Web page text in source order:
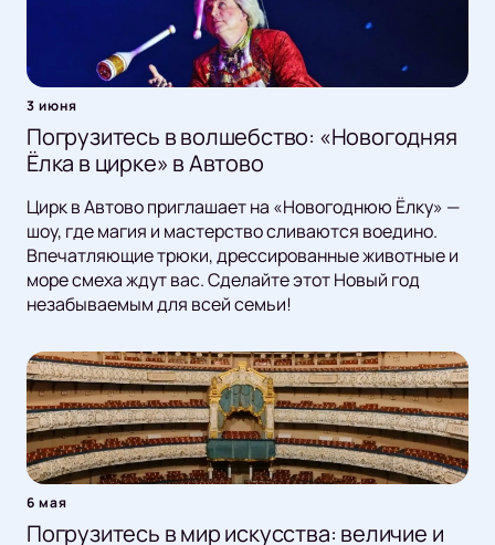
3 июня
Погрузитесь в волшебство: «Новогодняя
Ёлка в цирке» в Автово
Цирк в Автово приглашает на «Новогоднюю Ёлку» —
шоу, где магия и мастерство сливаются воедино.
Впечатляющие трюки, дрессированные животные и
море смеха ждут вас. Сделайте этот Новый год
незабываемым для всей семьи!
6 мая
Погрузитесь в мир искусства: величие и